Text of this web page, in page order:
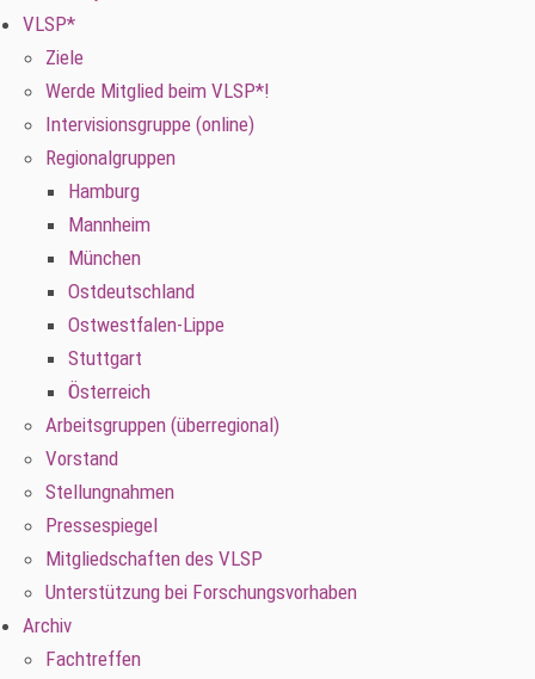
VLSP*
Ziele
Werde Mitglied beim VLSP*!
Intervisionsgruppe (online)
Regionalgruppen
Hamburg
Mannheim
München
Ostdeutschland
Ostwestfalen-Lippe
Stuttgart
Österreich
Arbeitsgruppen (überregional)
Vorstand
Stellungnahmen
Pressespiegel
Mitgliedschaften des VLSP
Unterstützung bei Forschungsvorhaben
Archiv
Fachtreffen